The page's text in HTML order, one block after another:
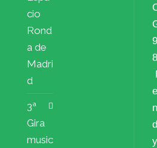
cio
Rond
a de
Madri
d
3ª
Gira
music